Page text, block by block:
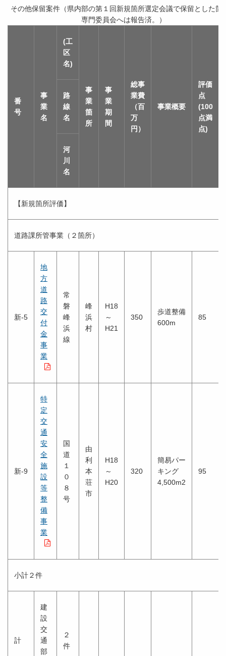
番
号
事
業
名
(工
区
名)
事
業
箇
所
事
業
期
間
総事
業費
（百
万
円）
事業概要
評価
点
(100
点満
点)
路
線
名
河
川
名
その他保留案件（県内部の第１回新規箇所選定会議で保留とした箇
専門委員会へは報告済。）
【新規箇所評価】
道路課所管事業（２箇所）
新-5
地
方
道
路
交
付
金
事
業
常
磐
峰
浜
線
峰
浜
村
H18
～
H21
350
歩道整備
600m
85
新-9
特
定
交
通
安
全
施
設
等
整
備
事
業
国
道
１
０
８
号
由
利
本
荘
市
H18
～
H20
320
簡易パー
キング
4,500m2
95
小計２件
計
建
設
交
通
部
２
件